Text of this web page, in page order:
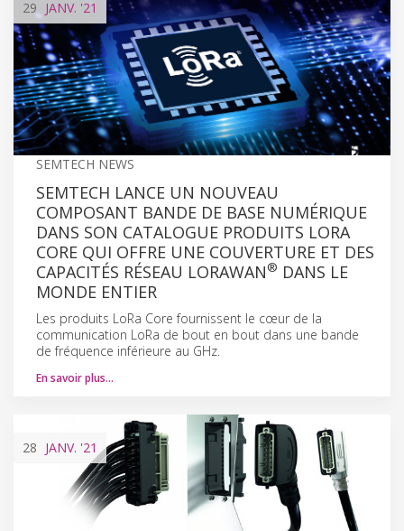
29 JANV. '21
SEMTECH NEWS
SEMTECH LANCE UN NOUVEAU
COMPOSANT BANDE DE BASE NUMÉRIQUE
DANS SON CATALOGUE PRODUITS LORA
CORE QUI OFFRE UNE COUVERTURE ET DES
CAPACITÉS RÉSEAU LORAWAN® DANS LE
MONDE ENTIER
Les produits LoRa Core fournissent le cœur de la
communication LoRa de bout en bout dans une bande
de fréquence inférieure au GHz.
En savoir plus…
28 JANV. '21